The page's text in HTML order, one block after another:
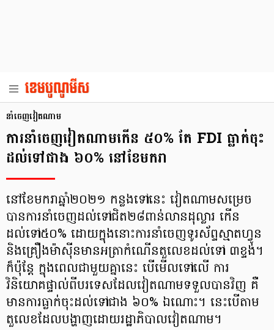
នាំចេញវៀតណាម
ការនាំចេញវៀតណាមកើន ៥០% តែ FDI ធ្លាក់ចុះ
ដល់ទៅជាង ៦០% នៅខែមករា
នៅខែមករាឆ្នាំ២០២១ កន្លងទៅនេះ វៀតណាមសម្រេច
បានការនាំចេញដល់ទៅជិត២៨ពាន់លានដុល្លារ កើន
ដល់ទៅ៥០% ដោយក្នុងនោះការនាំចេញទូរស័ព្ទស្មាតហ្វូន
និងគ្រឿងម៉ាស៊ីនមានអត្រាកំណើនតួលេខដល់ទៅ ៣ខ្ទង់។
ក៏ប៉ុន្ដែ ក្នុងពេលជាមួយគ្នានេះ បើមើលទៅលើ ការ
វិនិយោគផ្ទាល់ពីបរទេសដែលវៀតណាមទទួលបានវិញ គឺ
មានការធ្លាក់ចុះដល់ទៅជាង ៦០% ឯណោះ។ នេះបើតាម
តួលេខដែលបង្ហាញដោយរដ្ឋាភិបាលវៀតណាម។